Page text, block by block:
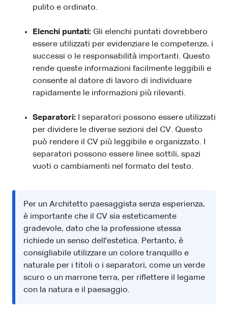
pulito e ordinato.
Elenchi puntati: Gli elenchi puntati dovrebbero
essere utilizzati per evidenziare le competenze, i
successi o le responsabilità importanti. Questo
rende queste informazioni facilmente leggibili e
consente al datore di lavoro di individuare
rapidamente le informazioni più rilevanti.
Separatori:
I separatori possono essere utilizzati
per dividere le diverse sezioni del CV. Questo
può rendere il CV più leggibile e organizzato. I
separatori possono essere linee sottili, spazi
vuoti o cambiamenti nel formato del testo.
Per un Architetto paesaggista senza esperienza,
è importante che il CV sia esteticamente
gradevole, dato che la professione stessa
richiede un senso dell'estetica. Pertanto, è
consigliabile utilizzare un colore tranquillo e
naturale per i titoli o i separatori, come un verde
scuro o un marrone terra, per riflettere il legame
con la natura e il paesaggio.